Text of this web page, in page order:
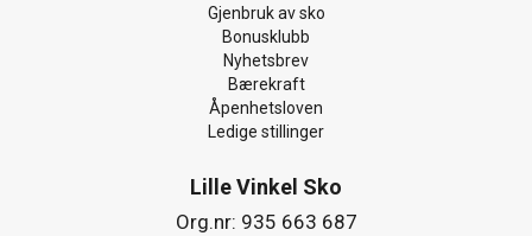
Gjenbruk av sko
Bonusklubb
Nyhetsbrev
Bærekraft
Åpenhetsloven
Ledige stillinger
Lille Vinkel Sko
Org.nr: 935 663 687